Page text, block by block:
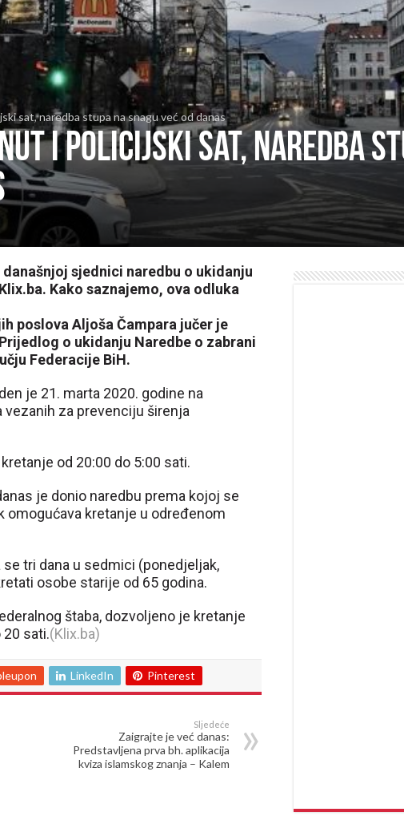
sat, naredba stupa na snagu već od danas
i policijski sat, naredba
sjednici naredbu o ukidanju
Kako saznajemo, ova odluka
poslova Aljoša Čampara jučer je
o ukidanju Naredbe o zabrani
Federacije BiH.
je 21. marta 2020. godine na
za prevenciju širenja
od 20:00 do 5:00 sati.
je donio naredbu prema kojoj se
omogućava kretanje u određenom
tri dana u sedmici (ponedjeljak,
osobe starije od 65 godina.
štaba, dozvoljeno je kretanje
20 sati.(Klix.ba)
LinkedIn Pinterest
Sljedeće
Zaigrajte je već danas:
Predstavljena prva bh. aplikacija
kviza islamskog znanja – Kalem